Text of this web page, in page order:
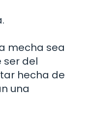
mecha sea
ser del
hecha de
una